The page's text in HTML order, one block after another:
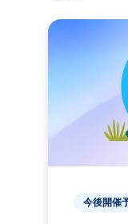
今後開催